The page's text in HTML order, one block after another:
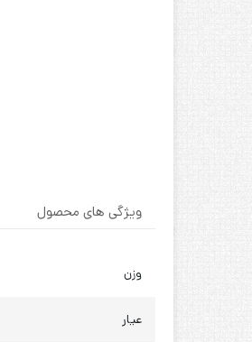
ویژگی های محصول
وزن
عیار